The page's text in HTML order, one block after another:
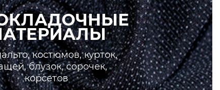
костюмов, курток,
блузок, сорочек,
корсетов